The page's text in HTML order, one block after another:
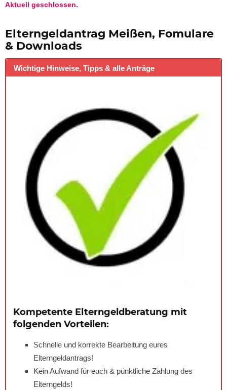
Aktuell geschlossen.
Elterngeldantrag Meißen, Fomulare
& Downloads
Wichtige Hinweise, Tipps & alle Anträge
Kompetente Elterngeldberatung mit
folgenden Vorteilen:
Schnelle und korrekte Bearbeitung eures
Elterngeldantrags!
Kein Aufwand für euch & pünktliche Zahlung des
Elterngelds!